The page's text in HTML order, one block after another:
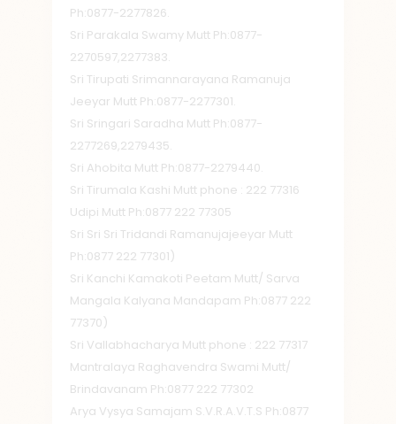
Ph:0877-2277826.
Sri Parakala Swamy Mutt Ph:0877-
2270597,2277383.
Sri Tirupati Srimannarayana Ramanuja
Jeeyar Mutt Ph:0877-2277301.
Sri Sringari Saradha Mutt Ph:0877-
2277269,2279435.
Sri Ahobita Mutt Ph:0877-2279440.
Sri Tirumala Kashi Mutt phone : 222 77316
Udipi Mutt Ph:0877 222 77305
Sri Sri Sri Tridandi Ramanujajeeyar Mutt
Ph:0877 222 77301)
Sri Kanchi Kamakoti Peetam Mutt/ Sarva
Mangala Kalyana Mandapam Ph:0877 222
77370)
Sri Vallabhacharya Mutt phone : 222 77317
Mantralaya Raghavendra Swami Mutt/
Brindavanam Ph:0877 222 77302
Arya Vysya Samajam S.V.R.A.V.T.S Ph:0877